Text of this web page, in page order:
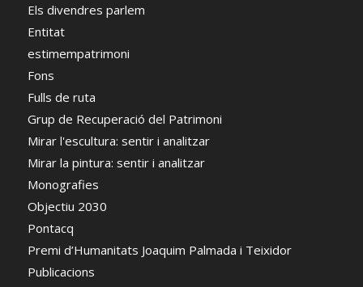
Els divendres parlem
Entitat
estimempatrimoni
Fons
Fulls de ruta
Grup de Recuperació del Patrimoni
Mirar l'escultura: sentir i analitzar
Mirar la pintura: sentir i analitzar
Monografies
Objectiu 2030
Pontacq
Premi d’Humanitats Joaquim Palmada i Teixidor
Publicacions